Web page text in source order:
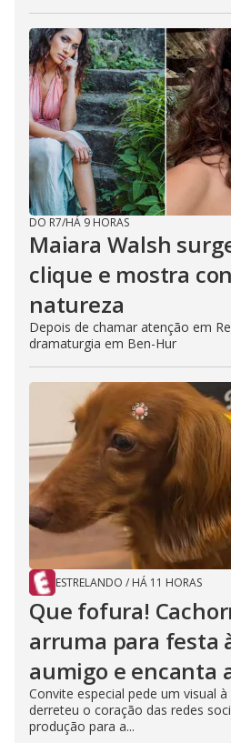
DO R7/HÁ 9 HORAS
Maiara Walsh
clique e mostra
natureza
Depois de chamar atenção em
dramaturgia em Ben-Hur
ESTRELANDO / HÁ 11 HORAS
Que fofura!
arruma para festa
aumigo e encanta
Convite especial pede um visual
derreteu o coração das redes
produção para a...